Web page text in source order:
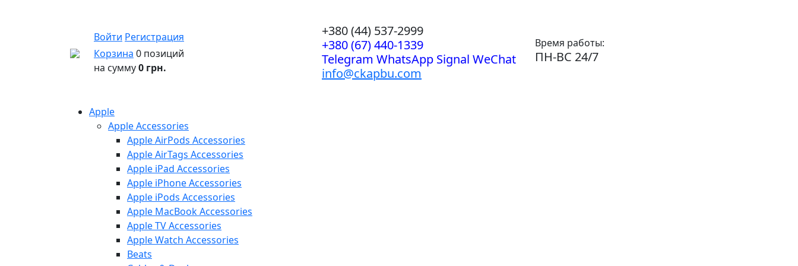
Войти Регистрация
Корзина 0 позиций
на сумму0 грн.
+380 (44) 537-2999
+380 (67) 440-1339
Telegram WhatsApp Signal WeChat
info@ckapbu.com
Время работы:
ПН-ВС 24/7
Apple
Apple Accessories
Apple AirPods Accessories
Apple AirTags Accessories
Apple iPad Accessories
Apple iPhone Accessories
Apple iPods Accessories
Apple MacBook Accessories
Apple TV Accessories
Apple Watch Accessories
Beats